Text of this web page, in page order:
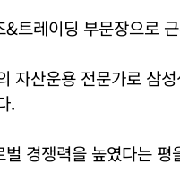
트레이딩 부문장으로
자산운용 전문가로 삼
.
경쟁력을 높였다는 평